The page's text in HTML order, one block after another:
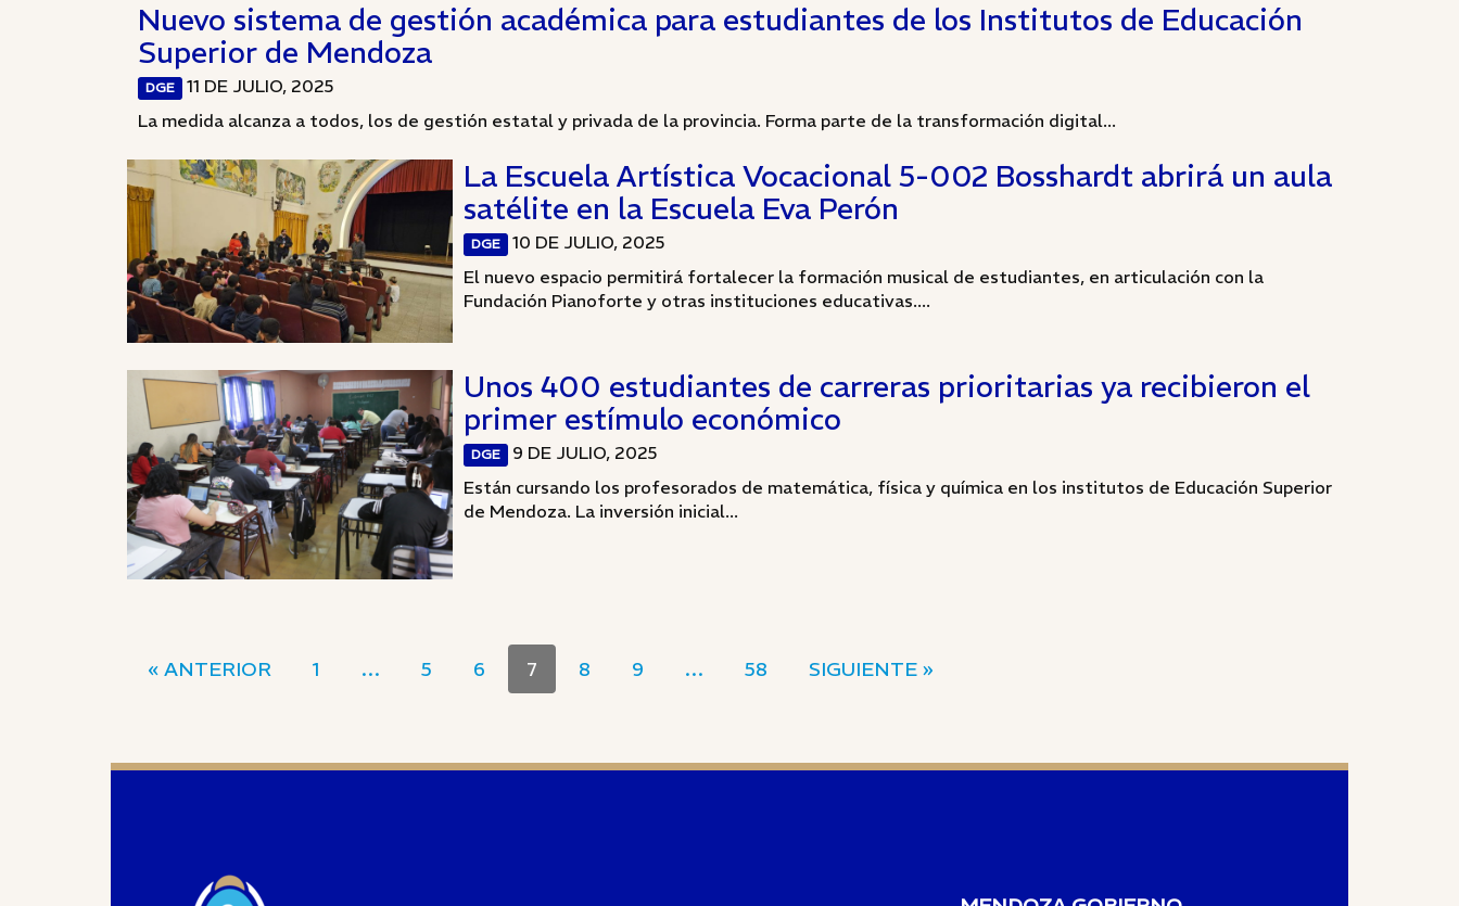
Nuevo sistema de gestión académica para estudiantes de los Institutos de Educación
Superior de Mendoza
DGE
11 DE JULIO, 2025
La medida alcanza a todos, los de gestión estatal y privada de la provincia. Forma parte de la transformación digital...
La Escuela Artística Vocacional 5-002 Bosshardt abrirá un aula
satélite en la Escuela Eva Perón
DGE
10 DE JULIO, 2025
El nuevo espacio permitirá fortalecer la formación musical de estudiantes, en articulación con la
Fundación Pianoforte y otras instituciones educativas....
Unos 400 estudiantes de carreras prioritarias ya recibieron el
primer estímulo económico
DGE
9 DE JULIO, 2025
Están cursando los profesorados de matemática, física y química en los institutos de Educación Superior
de Mendoza. La inversión inicial...
« ANTERIOR 1 … 5 6 7 8 9 … 58 SIGUIENTE »